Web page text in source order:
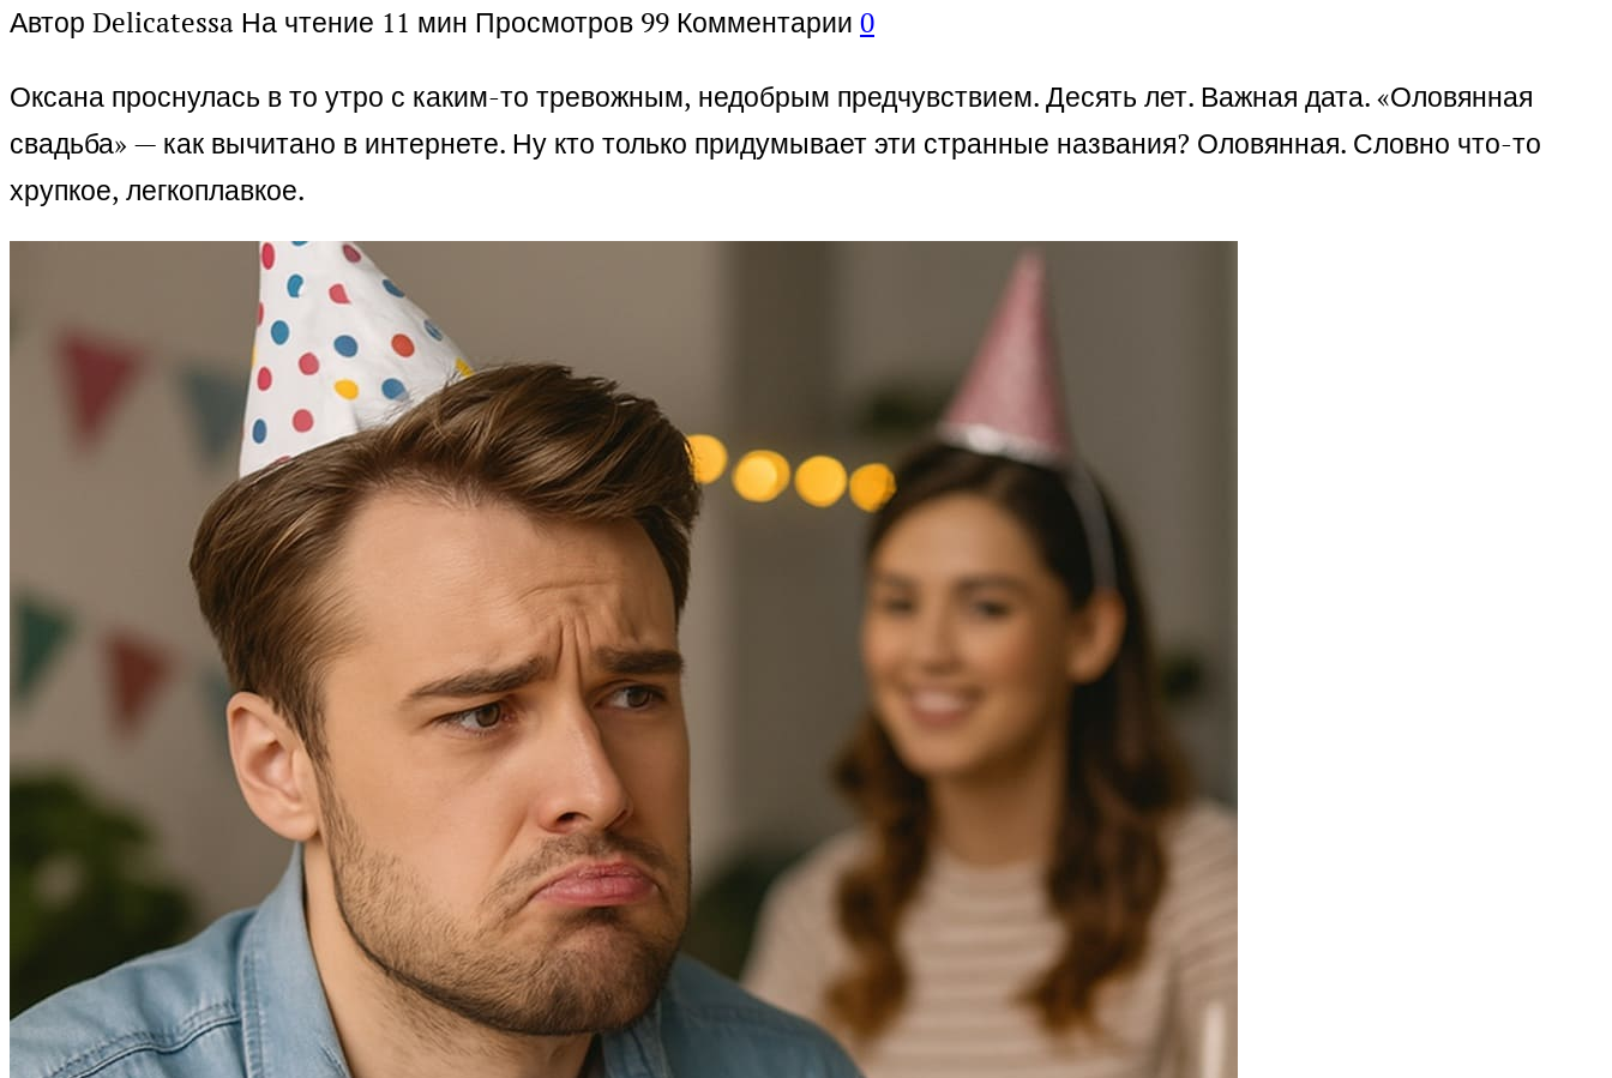
Автор Delicatessa На чтение 11 мин Просмотров 99 Комментарии 0
Оксана проснулась в то утро с каким-то тревожным, недобрым предчувствием. Десять лет. Важная дата. «Оловянная
свадьба» — как вычитано в интернете. Ну кто только придумывает эти странные названия? Оловянная. Словно что-то
хрупкое, легкоплавкое.